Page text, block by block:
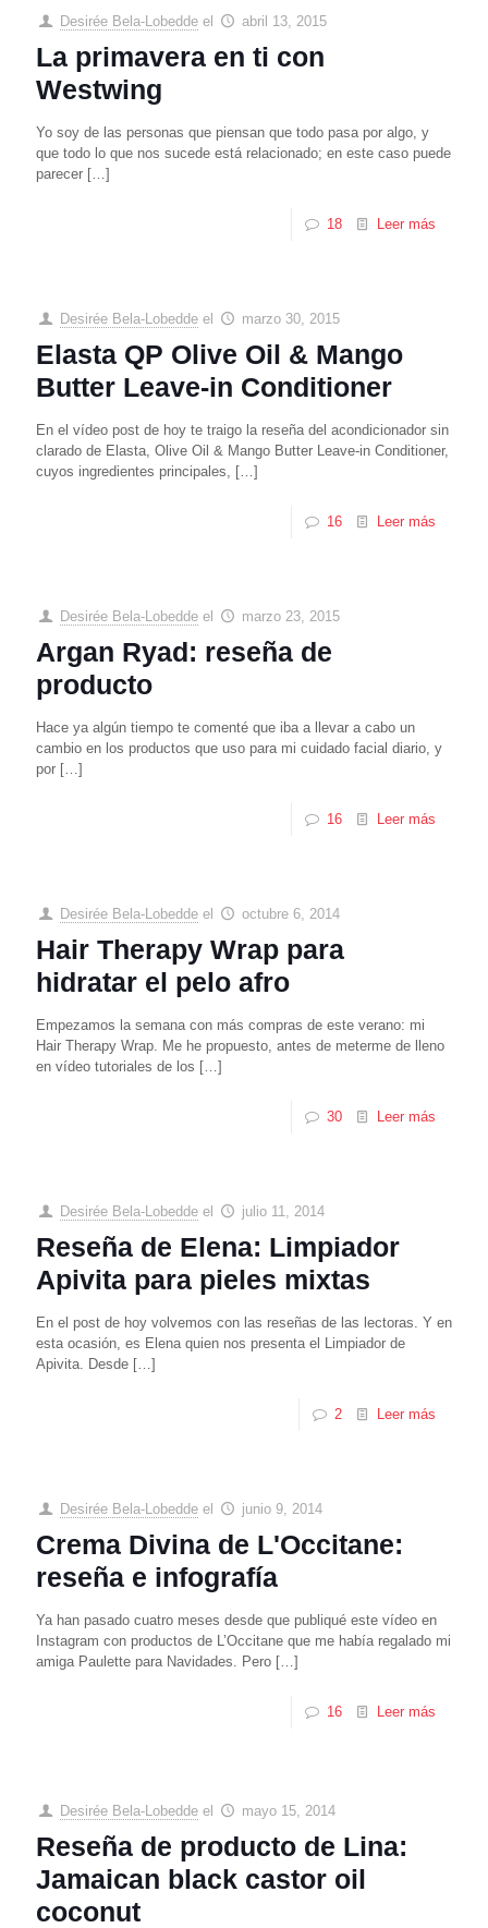
Desirée Bela-Lobedde el abril 13, 2015
La primavera en ti con
Westwing
Yo soy de las personas que piensan que todo pasa por algo, y
que todo lo que nos sucede está relacionado; en este caso puede
parecer […]
18 Leer más
Desirée Bela-Lobedde el marzo 30, 2015
Elasta QP Olive Oil & Mango
Butter Leave-in Conditioner
En el vídeo post de hoy te traigo la reseña del acondicionador sin
clarado de Elasta, Olive Oil & Mango Butter Leave-in Conditioner,
cuyos ingredientes principales,
[…]
16 Leer más
Desirée Bela-Lobedde el marzo 23, 2015
Argan Ryad: reseña de
producto
Hace ya algún tiempo te comenté que iba a llevar a cabo un
cambio en los productos que uso para mi cuidado facial diario, y
por […]
16 Leer más
Desirée Bela-Lobedde el octubre 6, 2014
Hair Therapy Wrap para
hidratar el pelo afro
Empezamos la semana con más compras de este verano: mi
Hair Therapy Wrap. Me he propuesto, antes de meterme de lleno
en vídeo tutoriales de los […]
30 Leer más
Desirée Bela-Lobedde el julio 11, 2014
Reseña de Elena: Limpiador
Apivita para pieles mixtas
En el post de hoy volvemos con las reseñas de las lectoras. Y en
esta ocasión, es Elena quien nos presenta el Limpiador de
Apivita. Desde […]
2 Leer más
Desirée Bela-Lobedde el junio 9, 2014
Crema Divina de L'Occitane:
reseña e infografía
Ya han pasado cuatro meses desde que publiqué este vídeo en
Instagram con productos de L’Occitane que me había regalado mi
amiga Paulette para Navidades. Pero […]
16 Leer más
Desirée Bela-Lobedde el mayo 15, 2014
Reseña de producto de Lina:
Jamaican black castor oil
coconut